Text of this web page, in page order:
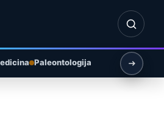
Otvori
Paleontologija